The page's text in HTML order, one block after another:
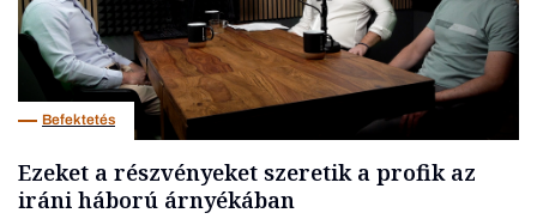
Befektetés
Ezeket a részvényeket szeretik a profik az
iráni háború árnyékában